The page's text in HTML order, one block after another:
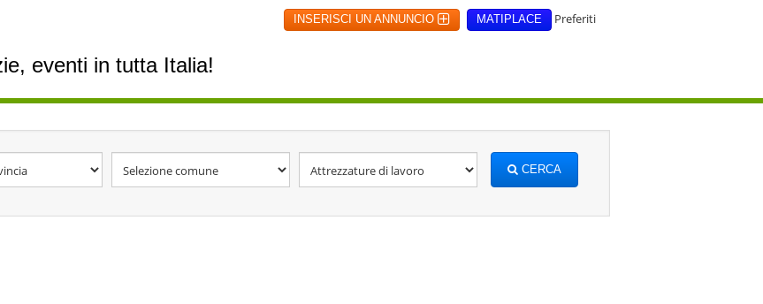
INSERISCI UN ANNUNCIO MATIPLACE Preferiti
eventi in tutta Italia!
CERCA